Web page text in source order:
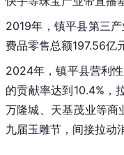
2019年，镇平县第三
费品零售总额197.56亿
2024年，镇平县营利
的贡献率达到10.4%，
万隆城、天基茂业等商
九届玉雕节，间接拉动